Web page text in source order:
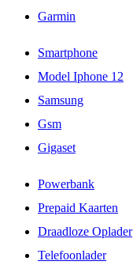
Garmin
Smartphone
Model Iphone 12
Samsung
Gsm
Gigaset
Powerbank
Prepaid Kaarten
Draadloze Oplader
Telefoonlader